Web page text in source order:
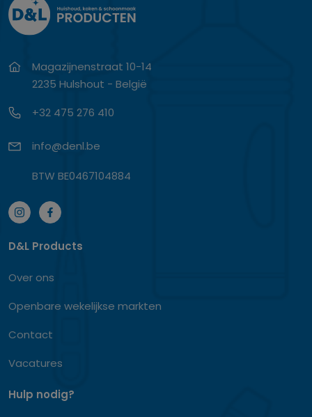
Magazijnenstraat 10-14
2235 Hulshout - België
+32 475 276 410
info@denl.be
BTW BE0467104884
D&L Products
Over ons
Openbare wekelijkse markten
Contact
Vacatures
Hulp nodig?